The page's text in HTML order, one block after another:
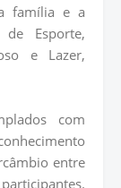
família e a
Esporte,
e Lazer,
com
entre